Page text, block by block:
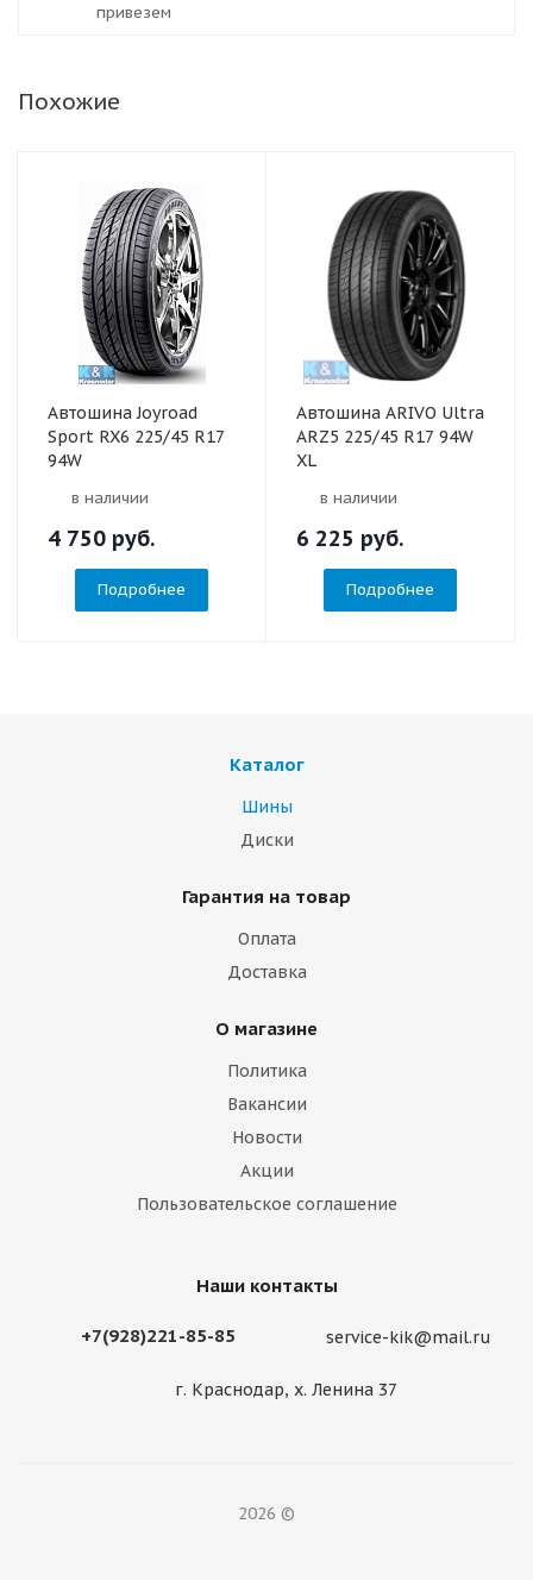
Привезем
Похожие
Автошина Joyroad
Sport RX6 225/45 R17
94W
в наличии
4 750 руб.
Подробнее
Автошина ARIVO Ultra
ARZ5 225/45 R17 94W
XL
в наличии
6 225 руб.
Подробнее
Каталог
Шины
Диски
Гарантия на товар
Оплата
Доставка
О магазине
Политика
Вакансии
Новости
Акции
Пользовательское соглашение
Наши контакты
+7(928)221-85-85 service-kik@mail.ru
г. Краснодар, х. Ленина 37
2026 ©